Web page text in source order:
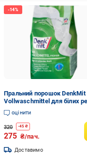
Пральний порошок DenkMit
Vollwaschmittel для білих
20 прань 1,35 кг
оцінити
320 -45 ₴
275 ₴/пач.
Доставимо